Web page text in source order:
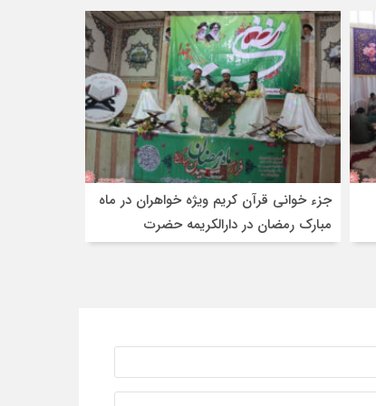
جزء خوانی قرآن کریم ویژه خواهران در ماه
مبارک رمضان در دارالکریمه حضرت
رقیه(س) شهرضا